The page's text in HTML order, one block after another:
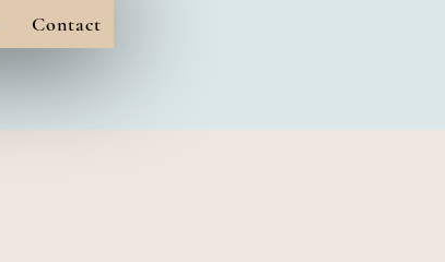
Contact